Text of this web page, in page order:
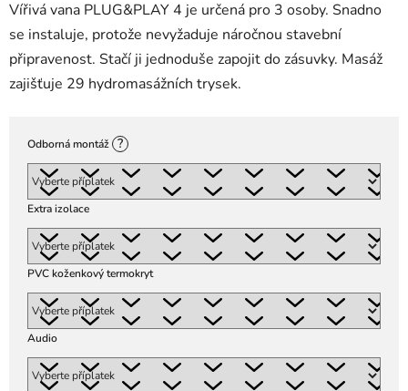
Vířivá vana PLUG&PLAY 4 je určená pro 3 osoby. Snadno
se instaluje, protože nevyžaduje náročnou stavební
připravenost. Stačí ji jednoduše zapojit do zásuvky. Masáž
zajišťuje 29 hydromasážních trysek.
Odborná montáž ?
Extra izolace
PVC koženkový termokryt
Audio